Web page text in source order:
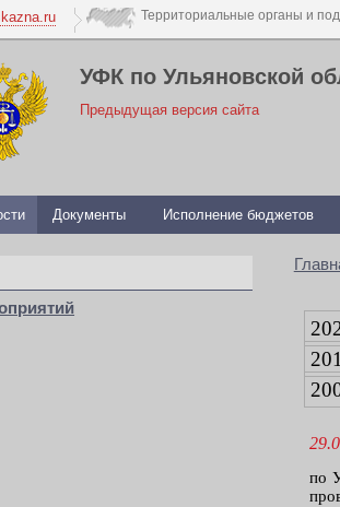
УФК по Ульяновской
Предыдущая версия сайта
Документы Исполнение бюджетов
по